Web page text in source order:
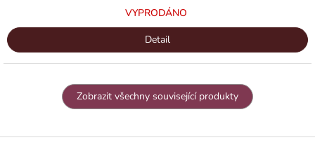
VYPRODÁNO
Detail
Zobrazit všechny související produkty